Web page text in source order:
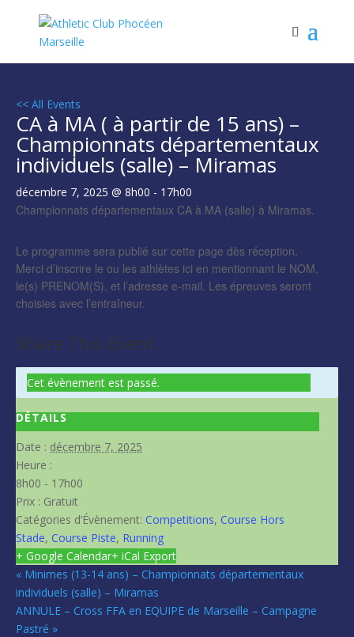
<< All Events
CA à MA ( à partir de 15 ans) –
Championnats départementaux
individuels (salle) – Miramas
décembre 7, 2025 @ 8h00 - 17h00
Championnats départementaux CA à MA (salle) à Miramas.
Le programme sera publié sur cette page dès réception.
Merci d’inscrire le ou les athlètes ici en mentionnant le NOM,
le(s) PRENOM(S), et l’adresse e-mail. Les épreuves seront
choisies avec l’entraîneur.
Share This Event
Cet évènement est passé.
DÉTAILS
Date : décembre 7, 2025
Heure :
8h00 - 17h00
Prix : Gratuit
Catégories d’Évènement: Competitions, Course Hors
Stade, Course Piste, Running
+ Google Calendar+ iCal Export
« Minimes (13-14 ans) – Championnats départementaux
individuels (salle) – Miramas
ANNULE – Cross FFA en EQUIPE de Marseille – Campagne
Pastré »